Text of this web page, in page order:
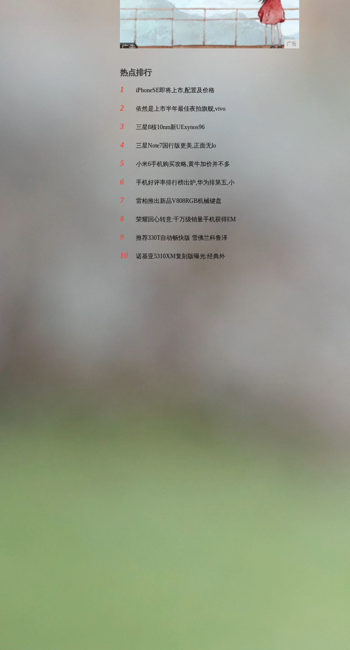
广告
热点排行
1
iPhoneSE即将上市,配置及价格
2 依然是上市半年最佳夜拍旗舰,vivo
3 三星8核10nm新UExynos96
4 三星Note7国行版更美,正面无lo
5 小米6手机购买攻略,黄牛加价并不多
6 手机好评率排行榜出炉,华为排第五,小
7 雷柏推出新品V808RGB机械键盘
8 荣耀回心转意:千万级销量手机获得EM
9 推荐330T自动畅快版 雪佛兰科鲁泽
10 诺基亚5310XM复刻版曝光:经典外